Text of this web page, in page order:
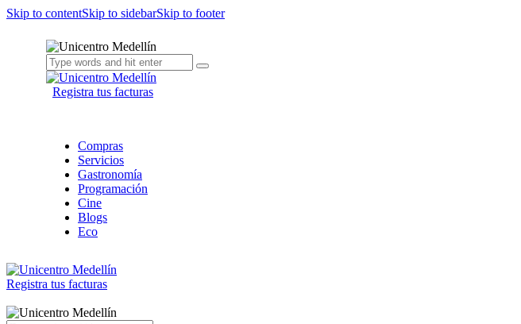
Skip to contentSkip to sidebarSkip to footer
Registra tus facturas
Compras
Servicios
Gastronomía
Programación
Cine
Blogs
Eco
Registra tus facturas